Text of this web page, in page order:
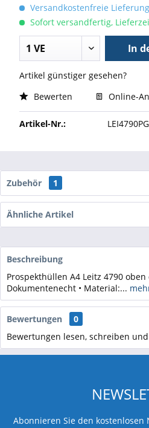
Versandkostenfreie
Sofort versandfertig,
In
Artikel günstiger gesehen?
Bewerten
Online-
Artikel-Nr.: LEI4790PG
Zubehör 1
Ähnliche Artikel
Beschreibung
Prospekthüllen A4 Leitz 4790
Dokumentenecht • Material:...
Bewertungen
0
Bewertungen lesen, schreiben
Abonnieren Sie den